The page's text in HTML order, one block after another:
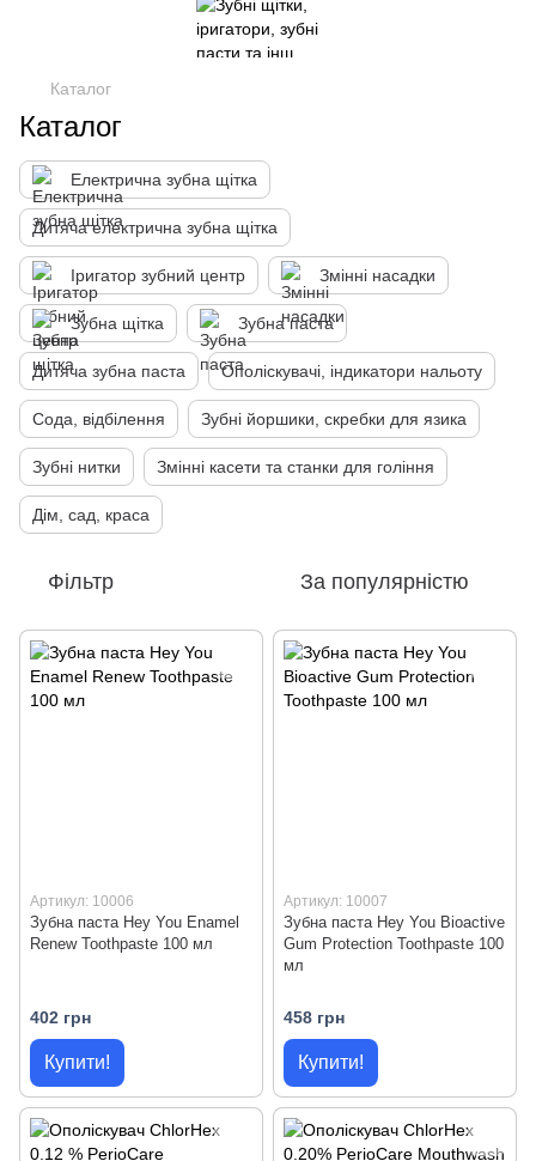
Каталог
Каталог
Електрична зубна щітка
Дитяча електрична зубна щітка
Іригатор зубний центр Змінні насадки
Зубна щітка Зубна паста
Дитяча зубна паста Ополіскувачі, індикатори нальоту
Сода, відбілення Зубні йоршики, скребки для язика
Зубні нитки Змінні касети та станки для гоління
Дім, сад, краса
Фільтр За популярністю
Артикул: 10006
Зубна паста Hey You Enamel
Renew Toothpaste 100 мл
402 грн
Купити!
Артикул: 10007
Зубна паста Hey You Bioactive
Gum Protection Toothpaste 100
мл
458 грн
Купити!